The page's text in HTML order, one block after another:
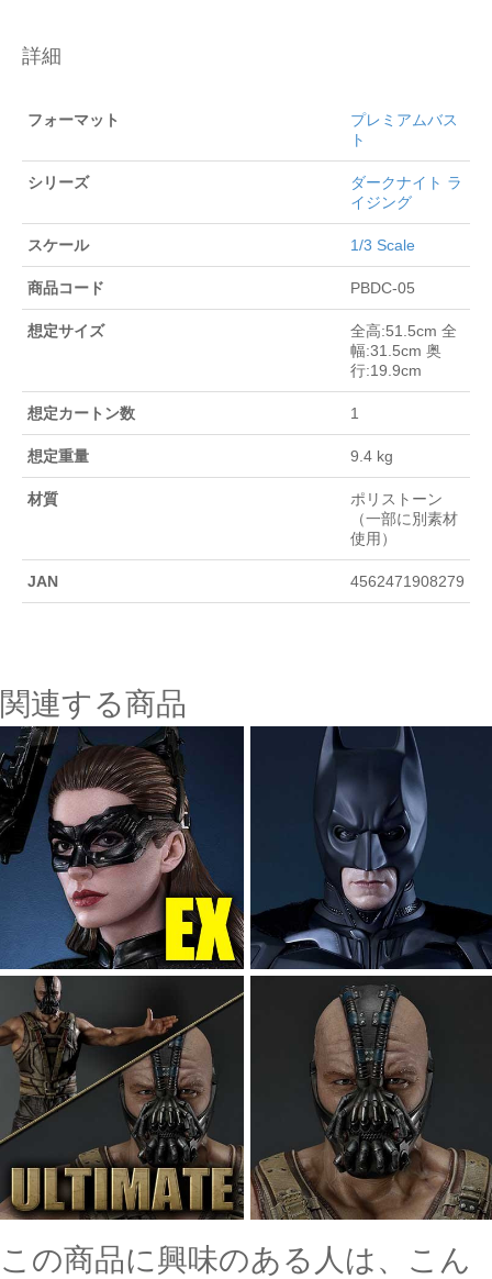
詳細
フォーマット
プレミアムバス
ト
シリーズ
ダークナイト ラ
イジング
スケール 1/3 Scale
商品コード PBDC-05
想定サイズ
全高:51.5cm 全
幅:31.5cm 奥
行:19.9cm
想定カートン数 1
想定重量 9.4 kg
材質
ポリストーン
（一部に別素材
使用）
JAN 4562471908279
関連する商品
この商品に興味のある人は、こん